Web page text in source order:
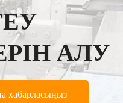
АЛУ
хабарласыңыз